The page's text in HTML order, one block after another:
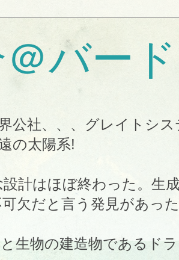
バー
公社、、、グレイトシス
の太陽系!
計はほぼ終わった。生
欠だと言う発見があった
生物の建造物であるド